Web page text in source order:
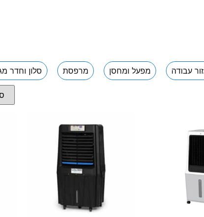
עבודה מפעל ומחסן מרפסת סלון וחדר